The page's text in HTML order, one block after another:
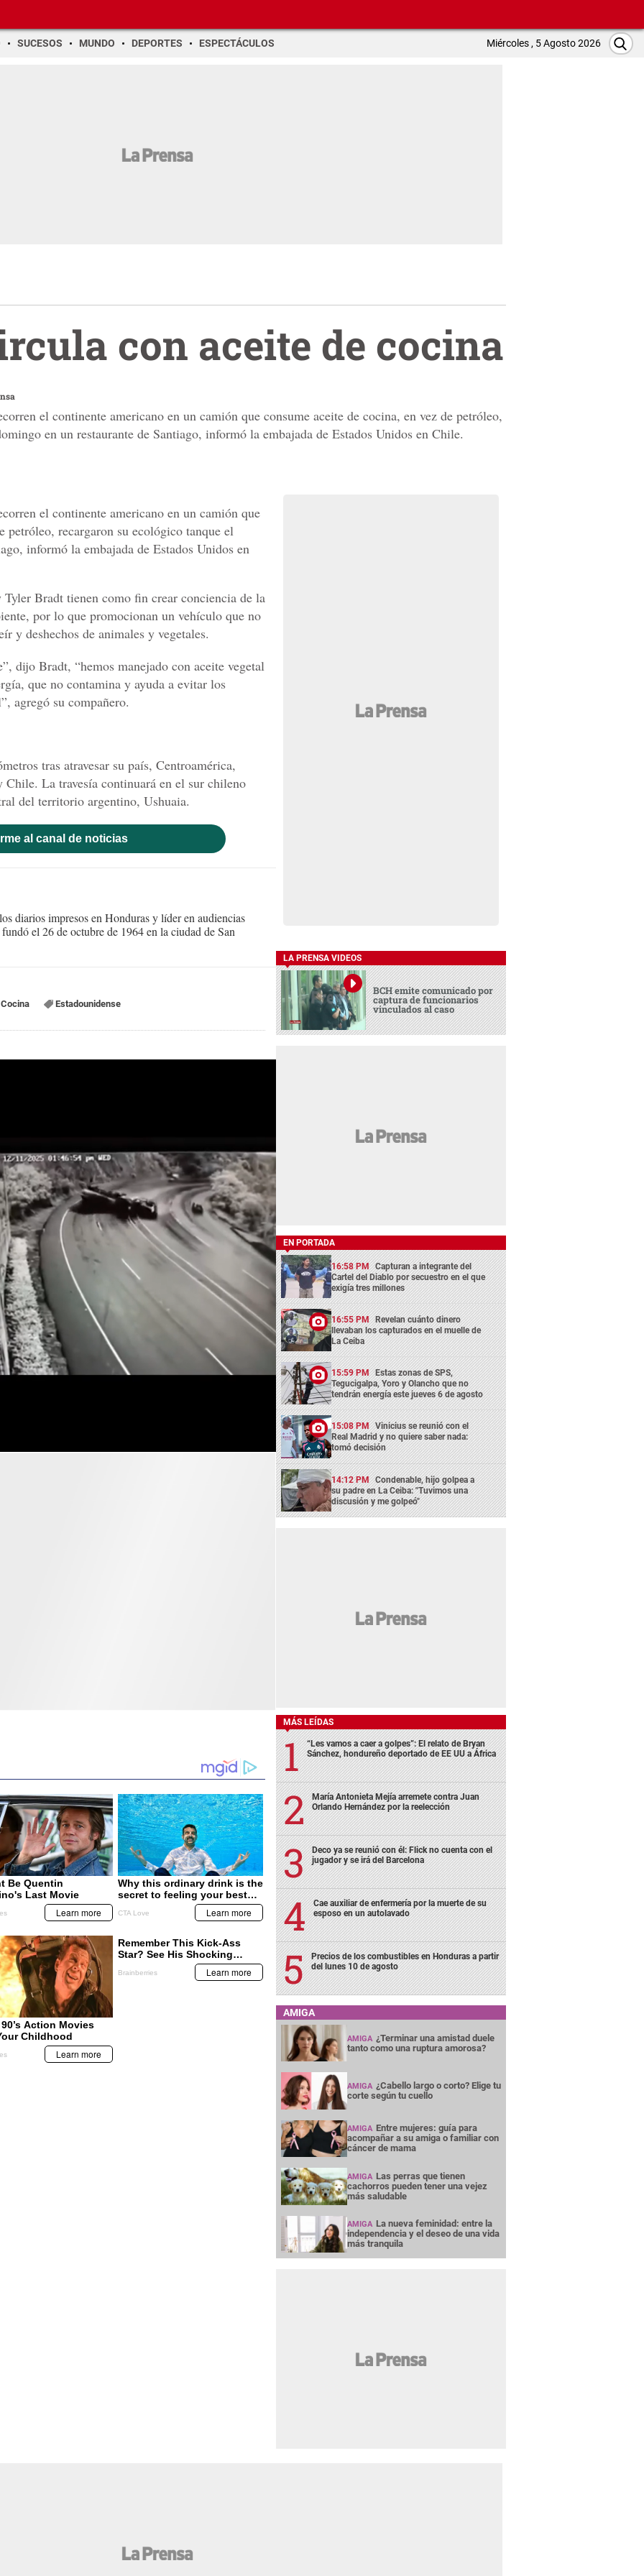
SUCESOS MUNDO DEPORTES ESPECTÁCULOS Miércoles , 5 Agosto 2026
con aceite de cocina
el continente americano en un camión que consume aceite de cocina, en vez de petróleo,
en un restaurante de Santiago, informó la embajada de Estados Unidos en Chile.
el continente americano en un camión que
petróleo, recargaron su ecológico tanque el
informó la embajada de Estados Unidos en
Tyler Bradt tienen como fin crear conciencia de la
por lo que promocionan un vehículo que no
y deshechos de animales y vegetales.
dijo Bradt, “hemos manejado con aceite vegetal
que no contamina y ayuda a evitar los
agregó su compañero.
tras atravesar su país, Centroamérica,
La travesía continuará en el sur chileno
del territorio argentino, Ushuaia.
al canal de noticias
diarios impresos en Honduras y líder en audiencias
el 26 de octubre de 1964 en la ciudad de San
Cocina Estadounidense
LA PRENSA VIDEOS
BCH emite comunicado por
captura de funcionarios
vinculados al caso
EN PORTADA
16:58 PM Capturan a integrante del
Cartel del Diablo por secuestro en el que
exigía tres millones
16:55 PM Revelan cuánto dinero
llevaban los capturados en el muelle de
La Ceiba
15:59 PM Estas zonas de SPS,
Tegucigalpa, Yoro y Olancho que no
tendrán energía este jueves 6 de agosto
15:08 PM Vinicius se reunió con el
Real Madrid y no quiere saber nada:
tomó decisión
14:12 PM Condenable, hijo golpea a
su padre en La Ceiba: "Tuvimos una
discusión y me golpeó"
MÁS LEÍDAS
“Les vamos a caer a golpes”: El relato de Bryan
Sánchez, hondureño deportado de EE UU a África
María Antonieta Mejía arremete contra Juan
Orlando Hernández por la reelección
Deco ya se reunió con él: Flick no cuenta con el
jugador y se irá del Barcelona
Cae auxiliar de enfermería por la muerte de su
esposo en un autolavado
Precios de los combustibles en Honduras a partir
del lunes 10 de agosto
AMIGA
AMIGA ¿Terminar una amistad duele
tanto como una ruptura amorosa?
AMIGA ¿Cabello largo o corto? Elige tu
corte según tu cuello
AMIGA Entre mujeres: guía para
acompañar a su amiga o familiar con
cáncer de mama
AMIGA Las perras que tienen
cachorros pueden tener una vejez
más saludable
AMIGA La nueva feminidad: entre la
independencia y el deseo de una vida
más tranquila